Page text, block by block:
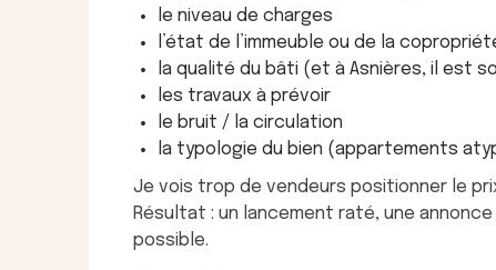
le niveau de charges
l’état de l’immeuble ou de la
la qualité du bâti (et à Asnières, il est
les travaux à prévoir
le bruit / la circulation
la typologie du bien (appartements
Je vois trop de vendeurs positionner le
Résultat : un lancement raté, une
possible.